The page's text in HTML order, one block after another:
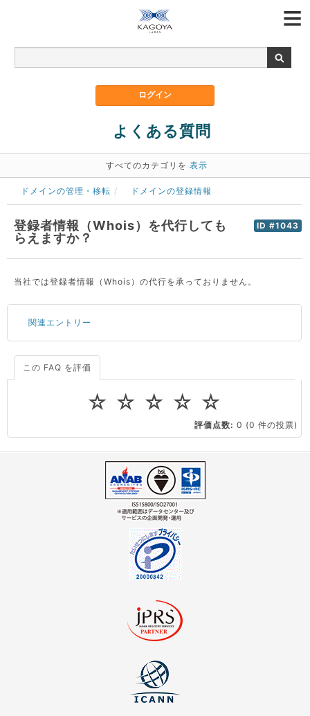
よくある質問
すべてのカテゴリを 表示
ドメインの管理・移転 ドメインの登録情報
ID #1043
登録者情報（Whois）を代行しても
らえますか？
当社では登録者情報（Whois）の代行を承っておりません。
関連エントリー
サーバーが重いので調査してほしい
CPUやメモリをアップグレードしたい
この FAQ を評価
☆
☆
☆
☆
☆
評価点数: 0 (0 件の投票)